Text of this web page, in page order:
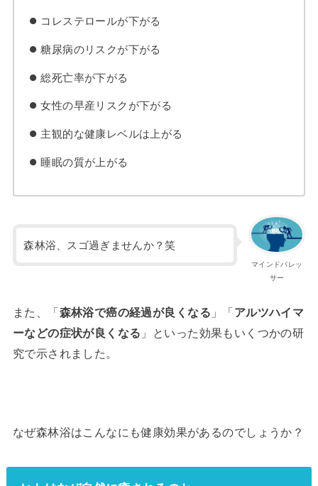
コレステロールが下がる
糖尿病のリスクが下がる
総死亡率が下がる
女性の早産リスクが下がる
主観的な健康レベルは上がる
睡眠の質が上がる
マインドパレッ
サー
森林浴、スゴ過ぎませんか？笑
また、「森林浴で癌の経過が良くなる 」「アルツハイマ
ーなどの症状が良くなる 」といった効果もいくつかの研
究で示されました。
なぜ森林浴はこんなにも健康効果があるのでしょうか？